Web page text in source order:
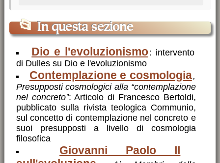
📂 In questa sezione
Dio e l'evoluzionismo: intervento
di Dulles su Dio e l'evoluzionismo
Contemplazione e cosmologia,
Presupposti cosmologici alla “contemplazione
nel concreto”: Articolo di Francesco Bertoldi,
pubblicato sulla rivista teologica Communio,
sul concetto di contemplazione nel concreto e
suoi presupposti a livello di cosmologia
filosofica
Giovanni Paolo II